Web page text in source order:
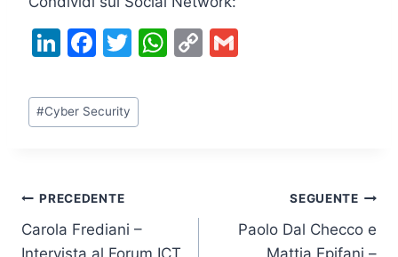
Li
k
e
n
F
c
e
o
o
k
T
itt
er
W C
Tag
articolo:
#Cyber Security
Navigazione
articoli
PRECEDENTE
Carola Frediani –
Intervista al Forum ICT
SEGUENTE
Paolo Dal Checco e
Mattia Epifani –